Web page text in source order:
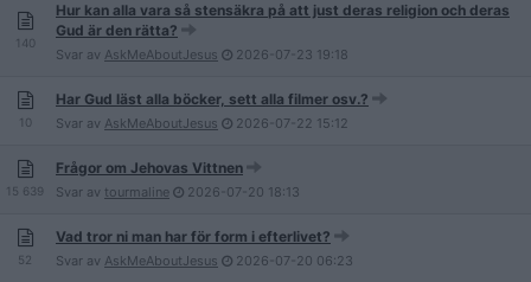
140
Hur kan alla vara så stensäkra på att just deras religion och deras
Gud är den rätta?
Svar av AskMeAboutJesus 2026-07-23 19:18
10
Har Gud läst alla böcker, sett alla filmer osv.?
Svar av AskMeAboutJesus 2026-07-22 15:12
15 639
Frågor om Jehovas Vittnen
Svar av tourmaline 2026-07-20 18:13
52
Vad tror ni man har för form i efterlivet?
Svar av AskMeAboutJesus 2026-07-20 06:23